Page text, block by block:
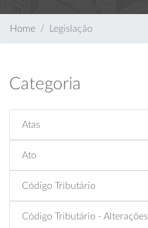
Home Legislação
Categoria
Atas
Ato
Código Tributário
Código Tributário - Alterações